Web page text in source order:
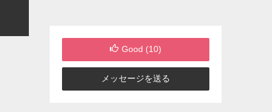
Good (10)
メッセージを送る